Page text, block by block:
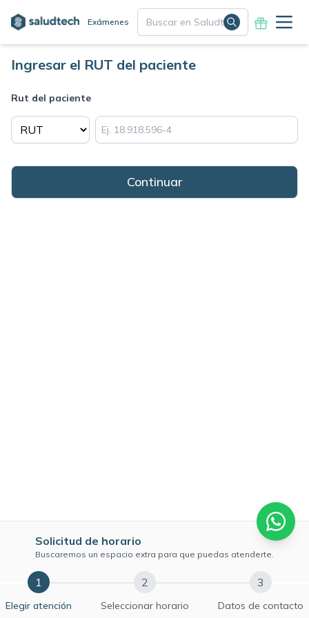
Exámenes
Ingresar el RUT del paciente
Rut del paciente
Solicitud de horario
Buscaremos un espacio extra para que puedas atenderte.
1
Elegir atención
2
Seleccionar horario
3
Datos de contacto